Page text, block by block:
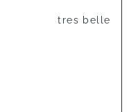
tres belle